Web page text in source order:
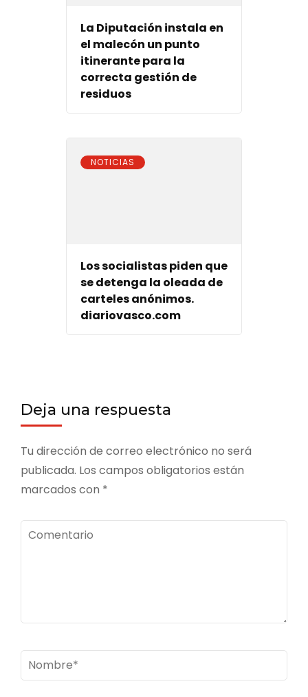
La Diputación instala en
el malecón un punto
itinerante para la
correcta gestión de
residuos
NOTICIAS
Los socialistas piden que
se detenga la oleada de
carteles anónimos.
diariovasco.com
Deja una respuesta
Tu dirección de correo electrónico no será
publicada. Los campos obligatorios están
marcados con *
Comentario
Nombre*